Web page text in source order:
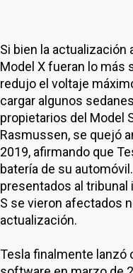
Si bien la actualización
Model X fueran lo más
redujo el voltaje
cargar algunos
propietarios del Model
Rasmussen, se quejó
2019, afirmando que
batería de su
presentados al tribunal
S se vieron afectados
actualización.
Tesla finalmente lanzó